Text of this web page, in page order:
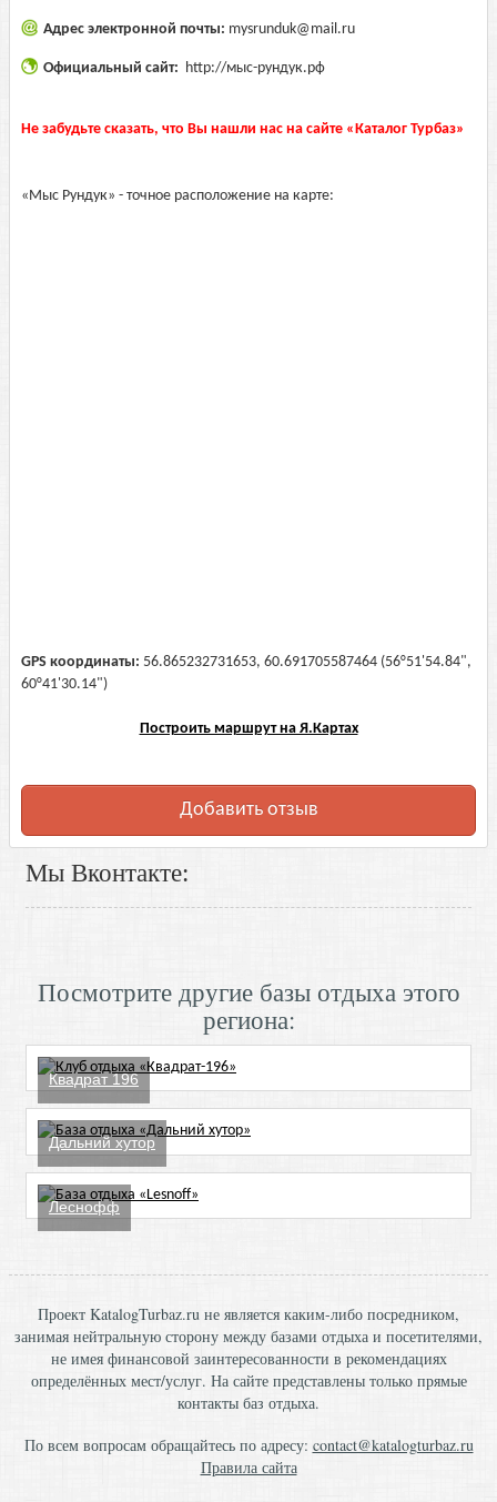
Адрес электронной почты: mysrunduk@mail.ru
Официальный сайт: http://мыс-рундук.рф
Не забудьте сказать, что Вы нашли нас на сайте «Каталог Турбаз»
«Мыс Рундук» - точное расположение на карте:
GPS координаты: 56.865232731653, 60.691705587464 (56°51'54.84",
60°41'30.14")
Построить маршрут на Я.Картах
Добавить отзыв
Мы Вконтакте:
Посмотрите другие базы отдыха этого
региона:
Квадрат 196
Дальний хутор
Леснофф
Проект KatalogTurbaz.ru не является каким-либо посредником,
занимая нейтральную сторону между базами отдыха и посетителями,
не имея финансовой заинтересованности в рекомендациях
определённых мест/услуг. На сайте представлены только прямые
контакты баз отдыха.
По всем вопросам обращайтесь по адресу: contact@katalogturbaz.ru
Правила сайта